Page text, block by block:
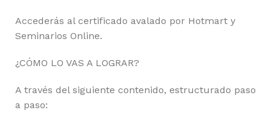
Accederás al certificado avalado por Hotmart y
Seminarios Online.
¿CÓMO LO VAS A LOGRAR?
A través del siguiente contenido, estructurado paso
a paso: